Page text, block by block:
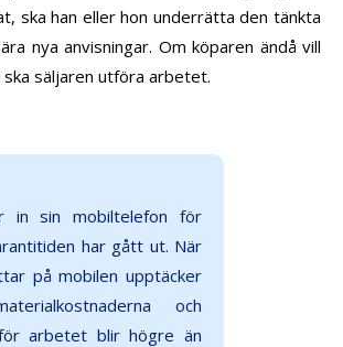
ska han eller hon underrätta den tänkta
nya anvisningar. Om köparen ändå vill
säljaren utföra arbetet.
in sin mobiltelefon för
har gått ut. När
på mobilen upptäcker
och
arbetet blir högre än